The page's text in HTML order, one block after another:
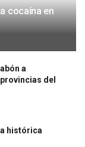
cocaína en
a
del
histórica